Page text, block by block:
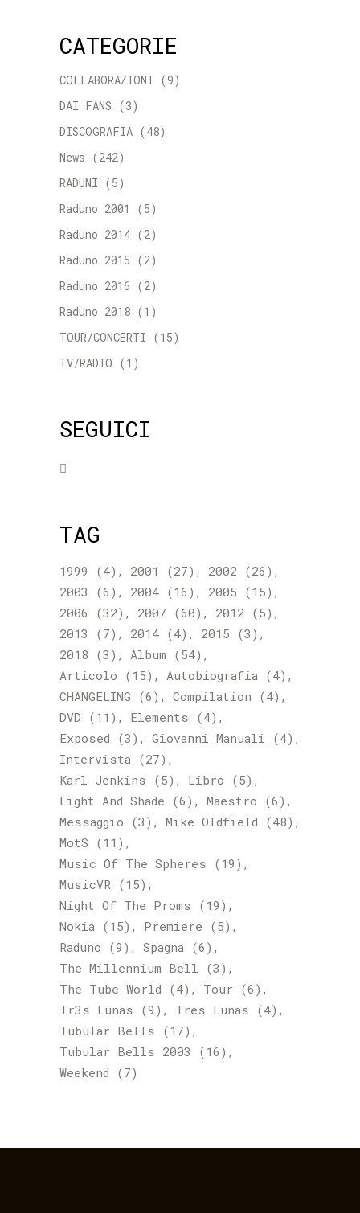
CATEGORIE
COLLABORAZIONI (9)
DAI FANS (3)
DISCOGRAFIA (48)
News (242)
RADUNI (5)
Raduno 2001
(5)
Raduno 2014 (2)
Raduno 2015 (2)
Raduno 2016 (2)
Raduno 2018 (1)
TOUR/CONCERTI (15)
TV/RADIO (1)
SEGUICI
TAG
1999 (4) 2001 (27) 2002 (26)
2003 (6) 2004 (16) 2005 (15)
2006 (32) 2007 (60) 2012 (5)
2013 (7) 2014 (4) 2015 (3)
2018 (3) Album (54)
Articolo (15) Autobiografia (4)
CHANGELING (6) Compilation (4)
DVD (11) Elements (4)
Exposed (3) Giovanni Manuali
(4)
Intervista (27)
Karl Jenkins (5) Libro (5)
Light And Shade (6) Maestro (6)
Messaggio (3) Mike Oldfield (48)
MotS (11)
Music Of The Spheres (19)
MusicVR (15)
Night Of The Proms (19)
Nokia (15) Premiere (5)
Raduno (9) Spagna (6)
The Millennium Bell
(3)
The Tube World (4) Tour (6)
Tr3s Lunas (9) Tres Lunas (4)
Tubular Bells (17)
Tubular Bells 2003 (16)
Weekend (7)